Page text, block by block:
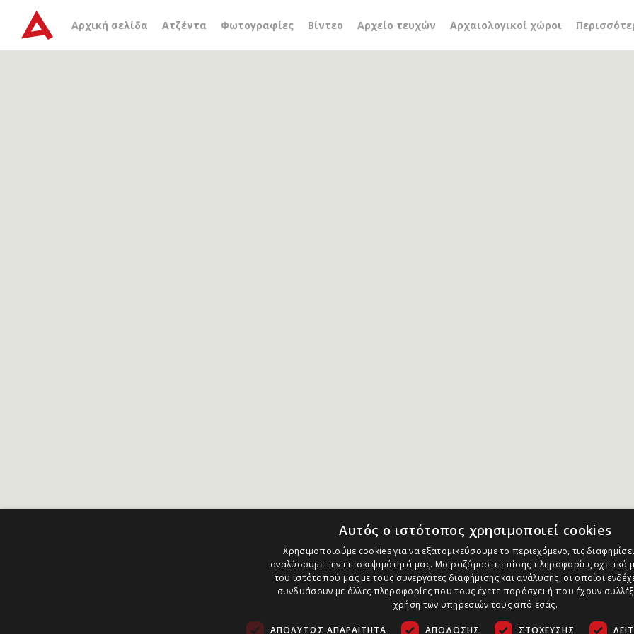
Αρχική σελίδα Ατζέντα Φωτογραφίες Βίντεο Αρχείο τευχών Αρχαιολογικοί χώροι
Αρχείο ετικέτας Ολλανδός
Αυτός ο ιστότοπος χρησιμοποιεί cookies
Χρησιμοποιούμε cookies για να εξατομικεύσουμε το περιεχόμενο, τις
αναλύσουμε την επισκεψιμότητά μας. Μοιραζόμαστε επίσης πληροφορίες σχετικά
του ιστότοπού μας με τους συνεργάτες διαφήμισης και ανάλυσης, οι οποίοι
συνδυάσουν με άλλες πληροφορίες που τους έχετε παράσχει ή που έχουν
χρήση των υπηρεσιών τους από εσάς.
ΑΠΟΛΎΤΩΣ ΑΠΑΡΑΊΤΗΤΑ ΑΠΌΔΟΣΗΣ ΣΤΌΧΕΥΣΗΣ